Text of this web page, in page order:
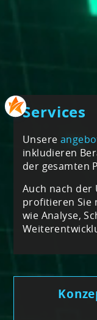
Services
Unsere
inkludieren
der gesamten
Auch nach der
profitieren Sie
wie Analyse,